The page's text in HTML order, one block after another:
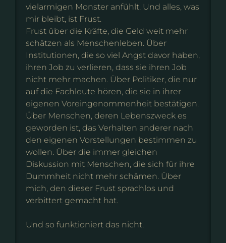
vielarmigen Monster anfühlt. Und alles, was
mir bleibt, ist Frust.
Frust über die Kräfte, die Geld weit mehr
schätzen als Menschenleben. Über
Institutionen, die so viel Angst davor haben,
ihren Job zu verlieren, dass sie ihren Job
nicht mehr machen. Über Politiker, die nur
auf die Fachleute hören, die sie in ihrer
eigenen Voreingenommenheit bestätigen.
Über Menschen, deren Lebenszweck es
geworden ist, das Verhalten anderer nach
den eigenen Vorstellungen bestimmen zu
wollen. Über die immer gleichen
Diskussion mit Menschen, die sich für ihre
Dummheit nicht mehr schämen. Über
mich, den dieser Frust sprachlos und
verbittert gemacht hat.
Und so funktioniert das nicht.